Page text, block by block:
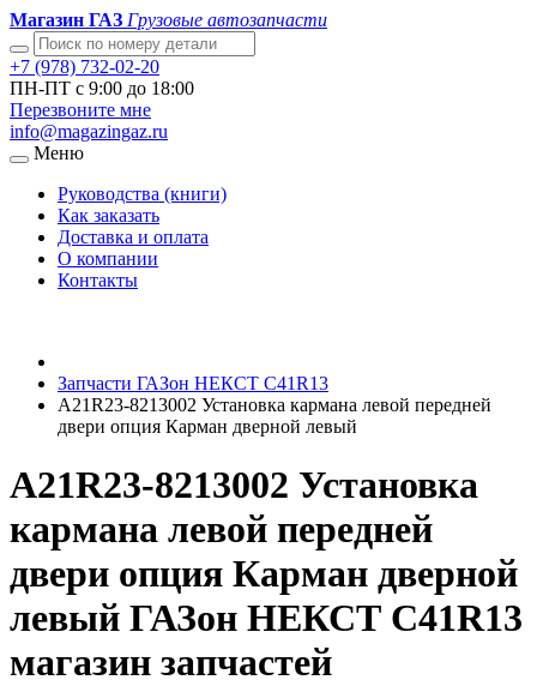
Магазин ГАЗ Грузовые автозапчасти
+7 (978) 732-02-20
ПН-ПТ с 9:00 до 18:00
Перезвоните мне
info@magazingaz.ru
Меню
Руководства (книги)
Как заказать
Доставка и оплата
О компании
Контакты
Запчасти ГАЗон НЕКСТ C41R13
A21R23-8213002 Установка кармана левой передней
двери опция Карман дверной левый
A21R23-8213002 Установка
кармана левой передней
двери опция Карман дверной
левый ГАЗон НЕКСТ C41R13
магазин запчастей